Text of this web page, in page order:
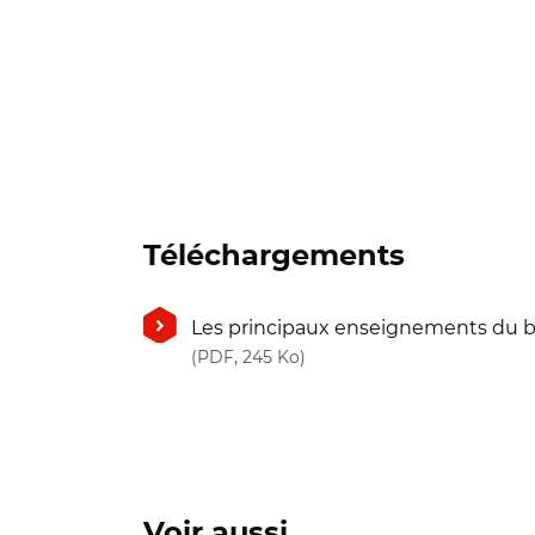
Téléchargements
Les principaux enseignements du
(PDF, 245 Ko)